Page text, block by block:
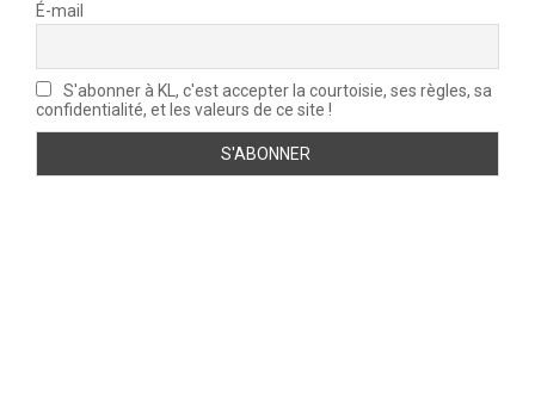
É-mail
S'abonner à KL, c'est accepter la courtoisie, ses règles, sa
confidentialité, et les valeurs de ce site !